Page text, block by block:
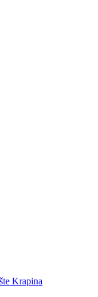
Krapina